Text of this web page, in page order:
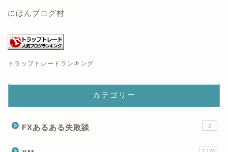
にほんブログ村
トラップトレードランキング
カテゴリー
FXあるある失敗談 2
1,126